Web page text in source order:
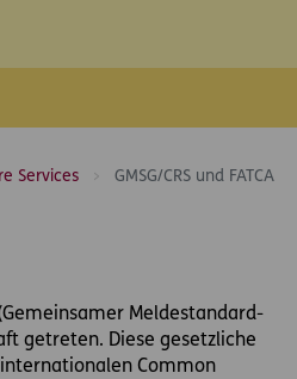
Services GMSG/CRS und FATCA
Meldestandard-
getreten. Diese gesetzliche
Common